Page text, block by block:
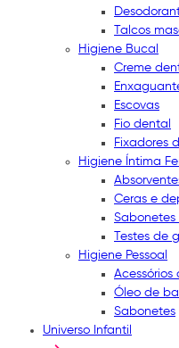
Talcos
Higiene Bucal
Creme
Escovas
Fio dental
Fixadores
Higiene Íntima
Ceras e
Sabonetes
Testes de
Higiene Pessoal
Óleo de
Sabonetes
Universo Infantil